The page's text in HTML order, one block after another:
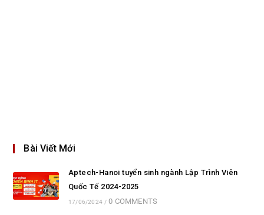
Bài Viết Mới
Aptech-Hanoi tuyển sinh ngành Lập Trình Viên
Quốc Tế 2024-2025
17/06/2024 / 0 COMMENTS